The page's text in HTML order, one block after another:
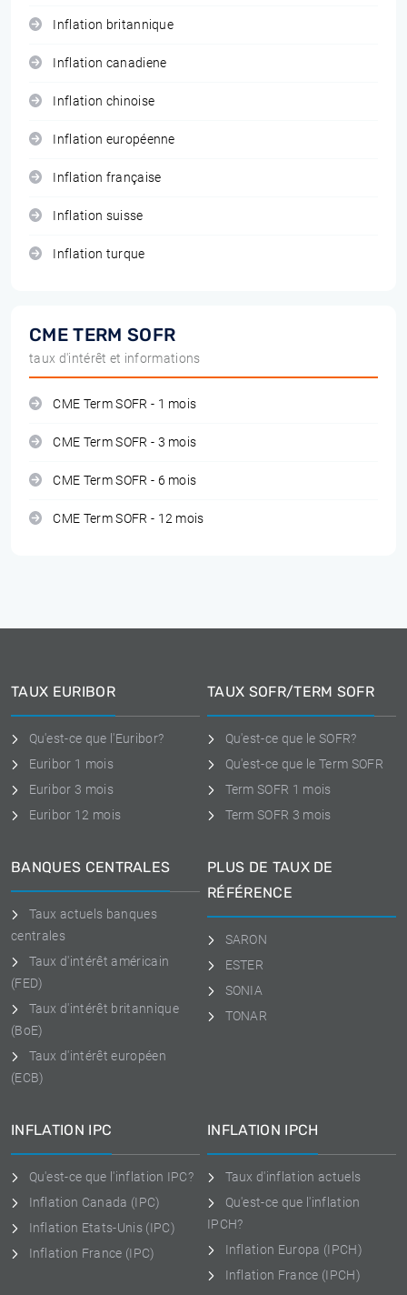
Inflation britannique
Inflation canadiene
Inflation chinoise
Inflation européenne
Inflation française
Inflation suisse
Inflation turque
CME TERM SOFR
taux d'intérêt et informations
CME Term SOFR - 1 mois
CME Term SOFR - 3 mois
CME Term SOFR - 6 mois
CME Term SOFR - 12 mois
TAUX EURIBOR
Qu'est-ce que l'Euribor?
Euribor 1 mois
Euribor 3 mois
Euribor 12 mois
TAUX SOFR/TERM SOFR
Qu'est-ce que le SOFR?
Qu'est-ce que le Term SOFR
Term SOFR 1 mois
Term SOFR 3 mois
BANQUES CENTRALES
Taux actuels banques
centrales
Taux d'intérêt américain
(FED)
Taux d'intérêt britannique
(BoE)
Taux d'intérêt européen
(ECB)
PLUS DE TAUX DE
RÉFÉRENCE
SARON
ESTER
SONIA
TONAR
INFLATION IPC
Qu'est-ce que l'inflation IPC?
Inflation Canada (IPC)
Inflation Etats-Unis (IPC)
Inflation France (IPC)
INFLATION IPCH
Taux d'inflation actuels
Qu'est-ce que l'inflation
IPCH?
Inflation Europa (IPCH)
Inflation France (IPCH)